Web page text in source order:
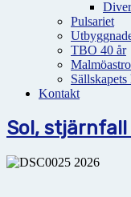
Pulsariet
TBO 40 år
Sällskapets
Kontakt
Sol,